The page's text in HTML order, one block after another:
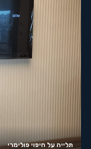
תלייה על חיפוי פולימרי